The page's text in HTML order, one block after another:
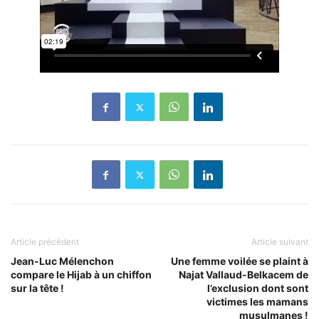
Article précédent
Jean-Luc Mélenchon
compare le Hijab à un chiffon
sur la tête !
Article suivant
Une femme voilée se plaint à
Najat Vallaud-Belkacem de
l’exclusion dont sont
victimes les mamans
musulmanes !